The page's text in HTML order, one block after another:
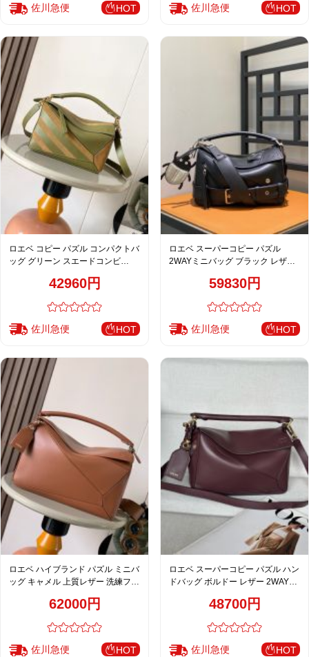
佐川急便 HOT 佐川急便 HOT
ロエベ コピー パズル コンパクトバ
ッグ グリーン スエードコンビ
42960円
佐川急便 HOT
ロエベ スーパーコピー パズル
2WAYミニバッグ ブラック レザー
59830円
佐川急便 HOT
ロエベ ハイブランド パズル ミニバ
ッグ キャメル 上質レザー 洗練フォ
62000円
佐川急便 HOT
ロエベ スーパーコピー パズル ハン
ドバッグ ボルドー レザー 2WAYシ
48700円
佐川急便 HOT